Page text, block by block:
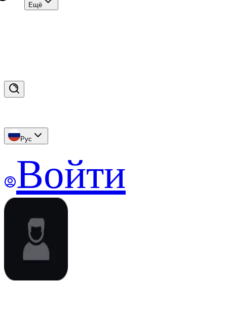
Eщё
Рус
Войти